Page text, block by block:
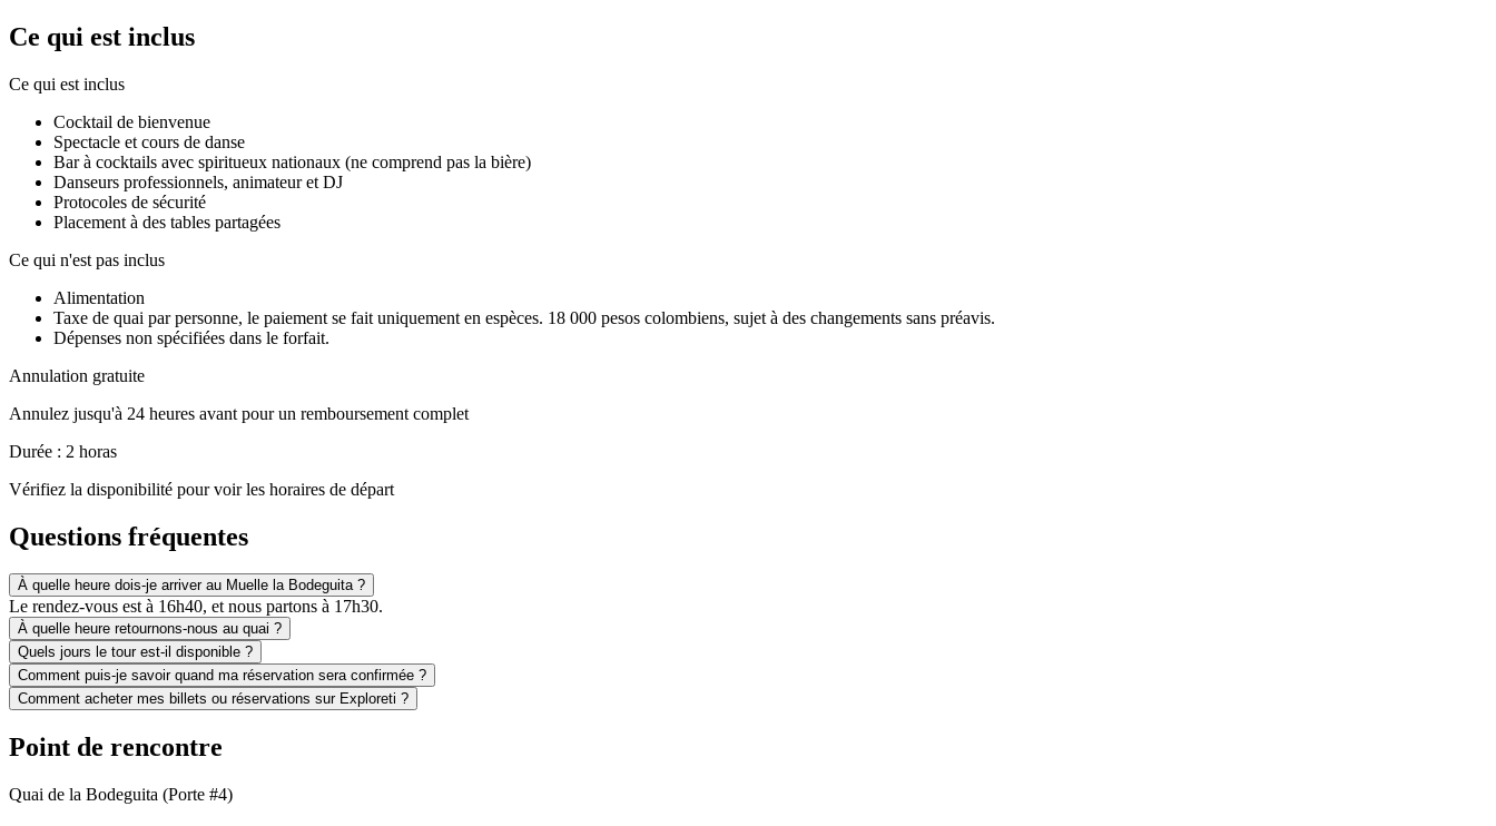
Ce qui est inclus
Ce qui est inclus
Cocktail de bienvenue
Spectacle et cours de danse
Bar à cocktails avec spiritueux nationaux (ne comprend pas la bière)
Danseurs professionnels, animateur et DJ
Protocoles de sécurité
Placement à des tables partagées
Ce qui n'est pas inclus
Alimentation
Taxe de quai par personne, le paiement se fait uniquement en espèces. 18 000 pesos colombiens, sujet à des changements sans préavis.
Dépenses non spécifiées dans le forfait.
Annulation gratuite
Annulez jusqu'à 24 heures avant pour un remboursement complet
Durée : 2 horas
Vérifiez la disponibilité pour voir les horaires de départ
Questions fréquentes
À quelle heure dois-je arriver au Muelle la Bodeguita ?
Le rendez-vous est à 16h40, et nous partons à 17h30.
À quelle heure retournons-nous au quai ?
Quels jours le tour est-il disponible ?
Comment puis-je savoir quand ma réservation sera confirmée ?
Comment acheter mes billets ou réservations sur Exploreti ?
Point de rencontre
Quai de la Bodeguita (Porte #4)